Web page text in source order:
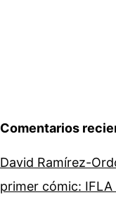
Comentarios
David Ramírez-
primer cómic: IFLA